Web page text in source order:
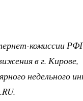
комиссии
в г. Кирове,
недельного